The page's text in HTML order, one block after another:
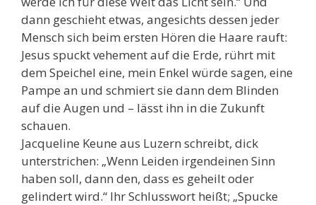
dann geschieht etwas, angesichts dessen jeder
Mensch sich beim ersten Hören die Haare rauft:
Jesus spuckt vehement auf die Erde, rührt mit
dem Speichel eine, mein Enkel würde sagen, eine
Pampe an und schmiert sie dann dem Blinden
auf die Augen und – lässt ihn in die Zukunft
schauen.
Jacqueline Keune aus Luzern schreibt, dick
unterstrichen: „Wenn Leiden irgendeinen Sinn
haben soll, dann den, dass es geheilt oder
gelindert wird.“ Ihr Schlusswort heißt; „Spucke